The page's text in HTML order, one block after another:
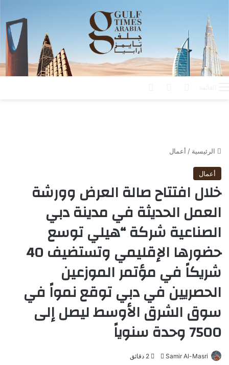
الرئيسية / أعمال
أعمال
خلال افتتاح صالة العرض وورشة
العمل الحديثة في مدينة دبي
الصناعية شركة “هيلي توسع
حضورها الإقليمي وتستضيف 40
شريكاً في مؤتمر الموزعين
الحصريين في دبي توقع نمواً في
سوق الشرق الأوسط ليصل إلى
7500 وحدة سنوياً
Samir Al-Masri